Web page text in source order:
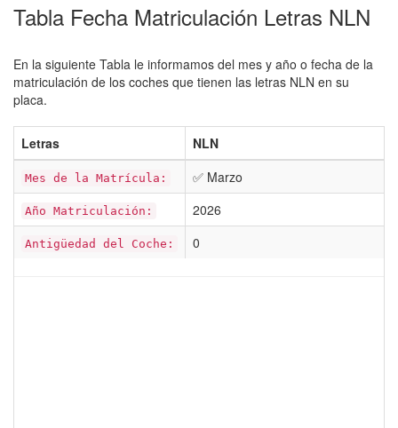
Tabla Fecha Matriculación Letras NLN
En la siguiente Tabla le informamos del mes y año o fecha de la
matriculación de los coches que tienen las letras NLN en su
placa.
Letras NLN
Mes de la Matrícula: ✅ Marzo
Año Matriculación: 2026
Antigüedad del Coche: 0